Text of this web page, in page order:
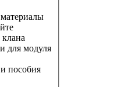
модуля
пособия